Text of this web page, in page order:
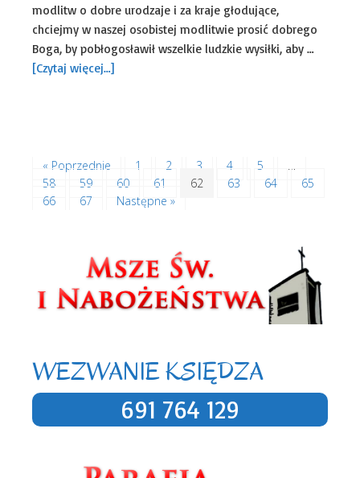
modlitw o dobre urodzaje i za kraje głodujące,
chciejmy w naszej osobistej modlitwie prosić dobrego
Boga, by pobłogosławił wszelkie ludzkie wysiłki, aby …
[Czytaj więcej…]
« Poprzednie 1 2 3 4 5
…
58
59 60 61 62 63 64
65
66
67 Następne »
WEZWANIE KSIĘDZA
691 764 129